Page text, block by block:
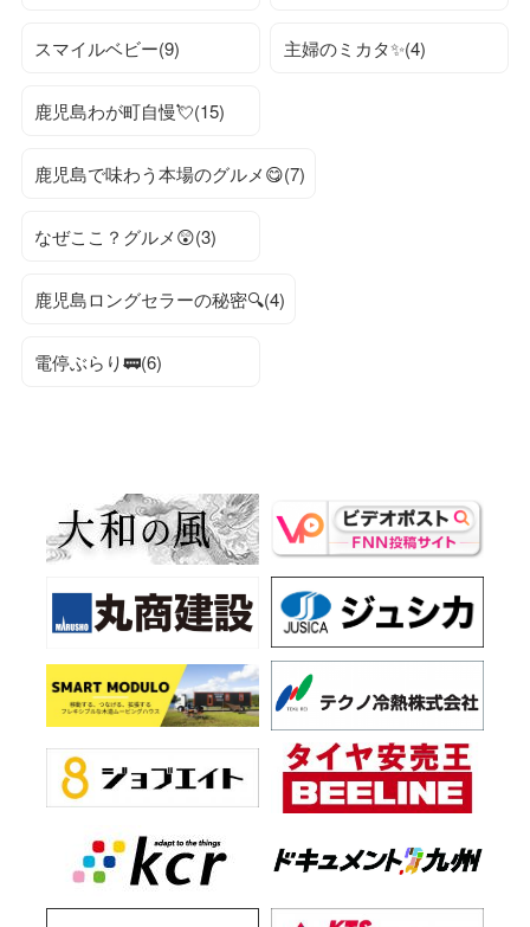
スマイルベビー(9) 主婦のミカタ✨(4)
鹿児島わが町自慢💘(15)
鹿児島で味わう本場のグルメ😋(7)
なぜここ？グルメ😲(3)
鹿児島ロングセラーの秘密🔍(4)
電停ぶらり🚃(6)